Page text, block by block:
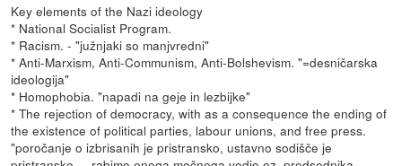
Key elements of the Nazi ideology
* National Socialist Program.
* Racism. - "južnjaki so manjvredni"
* Anti-Marxism, Anti-Communism, Anti-Bolshevism. "=desničarska
ideologija"
* Homophobia. "napadi na geje in lezbijke"
* The rejection of democracy, with as a consequence the ending of
the existence of political parties, labour unions, and free press.
"poročanje o izbrisanih je pristransko, ustavno sodišče je